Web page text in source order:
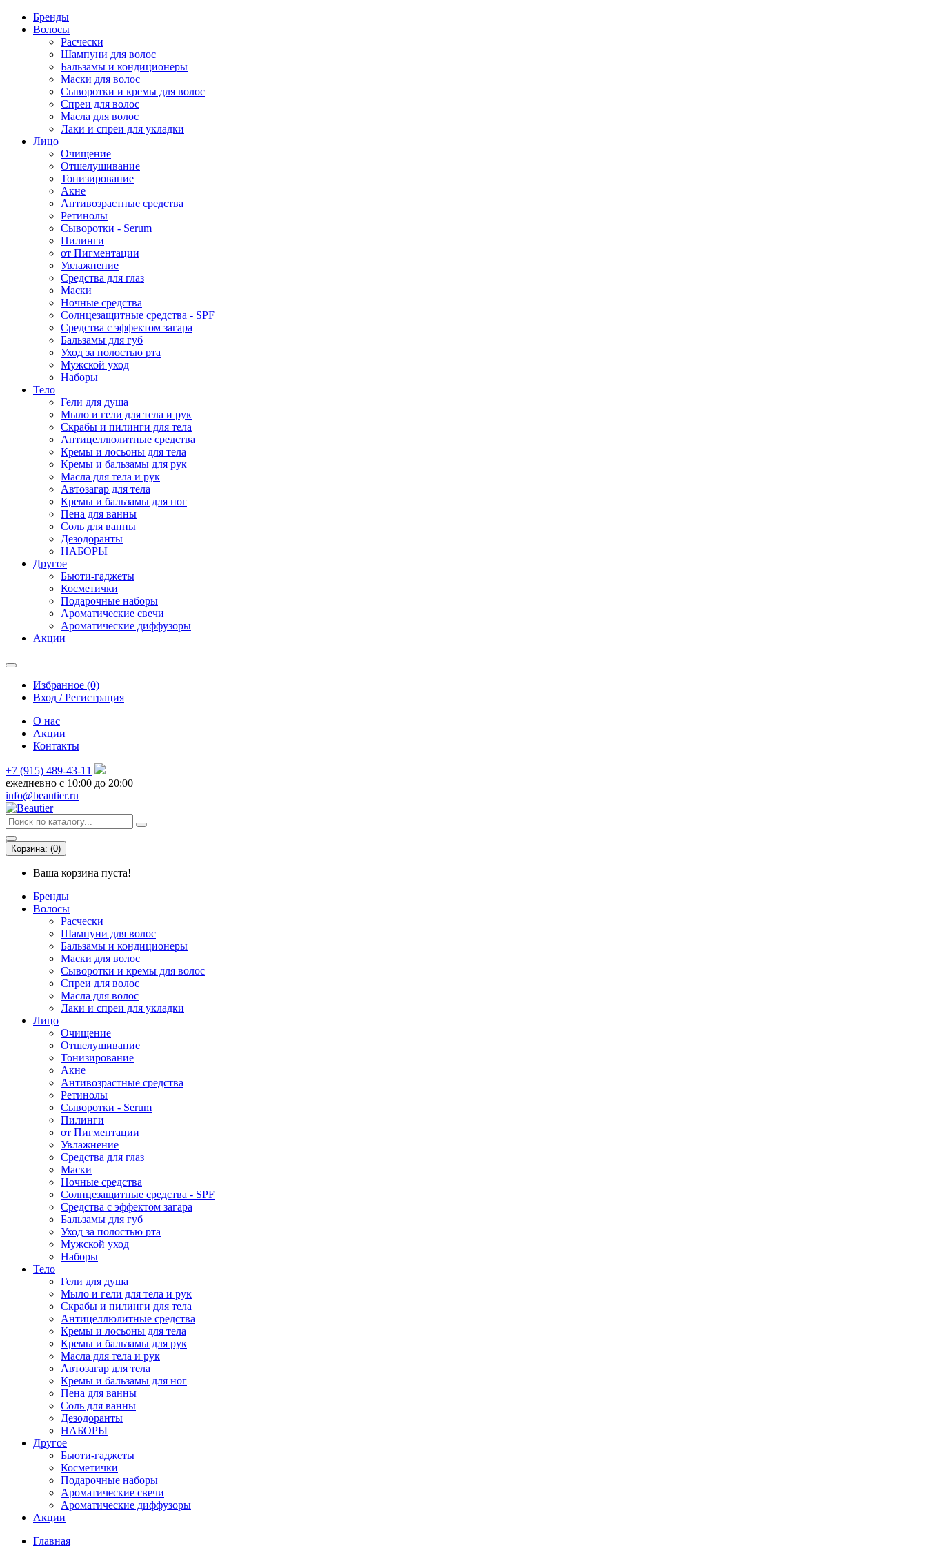
Бренды
Волосы
Расчески
Шампуни для волос
Бальзамы и кондиционеры
Маски для волос
Сыворотки и кремы для волос
Спреи для волос
Масла для волос
Лаки и спреи для укладки
Лицо
Очищение
Отшелушивание
Тонизирование
Акне
Антивозрастные средства
Ретинолы
Сыворотки - Serum
Пилинги
от Пигментации
Увлажнение
Средства для глаз
Маски
Ночные средства
Солнцезащитные средства - SPF
Средства c эффектом загара
Бальзамы для губ
Уход за полостью рта
Мужской уход
Наборы
Тело
Гели для душа
Мыло и гели для тела и рук
Скрабы и пилинги для тела
Антицеллюлитные средства
Кремы и лосьоны для тела
Кремы и бальзамы для рук
Масла для тела и рук
Автозагар для тела
Кремы и бальзамы для ног
Пена для ванны
Соль для ванны
Дезодоранты
НАБОРЫ
Другое
Бьюти-гаджеты
Косметички
Подарочные наборы
Ароматические свечи
Ароматические диффузоры
Акции
Избранное (0)
Вход / Регистрация
О нас
Акции
Контакты
+7 (915) 489-43-11
ежедневно с 10:00 до 20:00
info@beautier.ru
Корзина: (0)
Ваша корзина пуста!
Бренды
Волосы
Расчески
Шампуни для волос
Бальзамы и кондиционеры
Маски для волос
Сыворотки и кремы для волос
Спреи для волос
Масла для волос
Лаки и спреи для укладки
Лицо
Очищение
Отшелушивание
Тонизирование
Акне
Антивозрастные средства
Ретинолы
Сыворотки - Serum
Пилинги
от Пигментации
Увлажнение
Средства для глаз
Маски
Ночные средства
Солнцезащитные средства - SPF
Средства c эффектом загара
Бальзамы для губ
Уход за полостью рта
Мужской уход
Наборы
Тело
Гели для душа
Мыло и гели для тела и рук
Скрабы и пилинги для тела
Антицеллюлитные средства
Кремы и лосьоны для тела
Кремы и бальзамы для рук
Масла для тела и рук
Автозагар для тела
Кремы и бальзамы для ног
Пена для ванны
Соль для ванны
Дезодоранты
НАБОРЫ
Другое
Бьюти-гаджеты
Косметички
Подарочные наборы
Ароматические свечи
Ароматические диффузоры
Акции
Главная